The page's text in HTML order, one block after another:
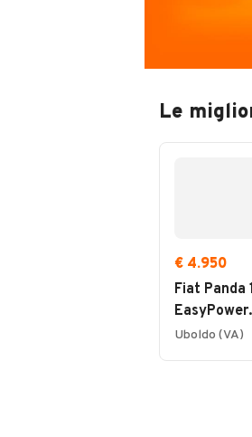
Le
€ 4.950
Fiat Panda
EasyPower
Lounge
Uboldo (VA)